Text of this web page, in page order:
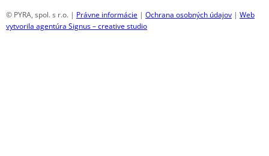
© PYRA, spol. s r.o. | Právne informácie | Ochrana osobných údajov | Web
vytvorila agentúra Signus – creative studio